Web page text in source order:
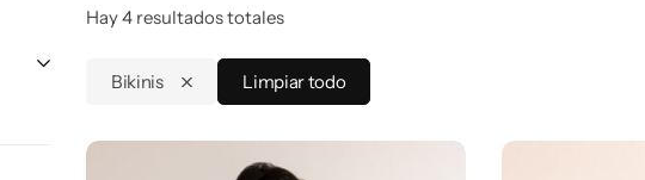
Hay 4 resultados totales
Bikinis Limpiar todo